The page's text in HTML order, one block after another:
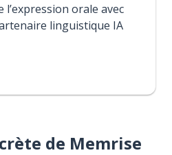
l’expression orale avec
linguistique IA
de Memrise